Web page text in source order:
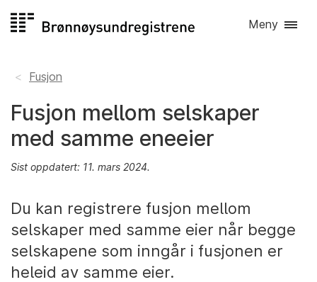
til
Meny
Fusjon
Fusjon mellom selskaper
med samme eneeier
Sist oppdatert: 11. mars 2024.
Du kan registrere fusjon mellom
selskaper med samme eier når begge
selskapene som inngår i fusjonen er
heleid av samme eier.